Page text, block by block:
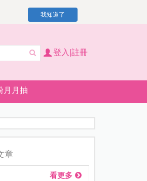
我知道了
登入|註冊
月月抽
章
看更多